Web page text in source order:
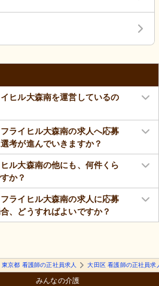
ヒル大森南を運営しているの
ライヒル大森南の求人へ応募
考が進んでいきますか？
ル大森南の他にも、何件くら
か？
ライヒル大森南の求人に応募
、どうすればよいですか？
東京都 看護師の正社員求人 大田区 看護師の正社員求
みんなの介護